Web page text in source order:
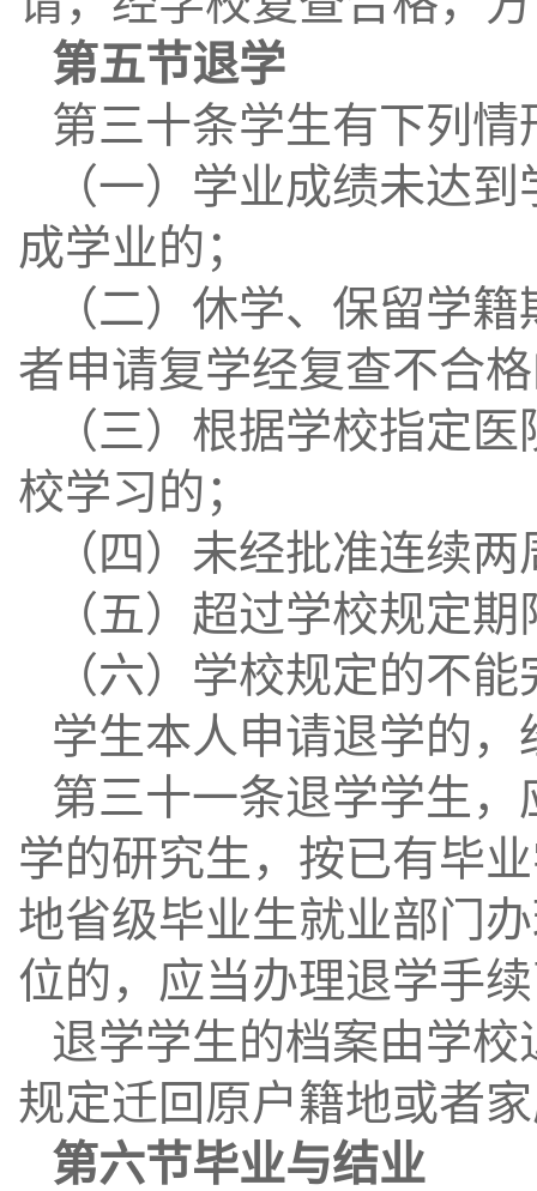
第五节退学
第三十条学生有下列
（一）学业成绩未达
成学业的；
（二）休学、保留学
者申请复学经复查不合
（三）根据学校指定
校学习的；
（四）未经批准连续
（五）超过学校规定
（六）学校规定的不
学生本人申请退学的
第三十一条退学学生
学的研究生，按已有毕
地省级毕业生就业部门
位的，应当办理退学手
退学学生的档案由学
规定迁回原户籍地或者
第六节毕业与结业